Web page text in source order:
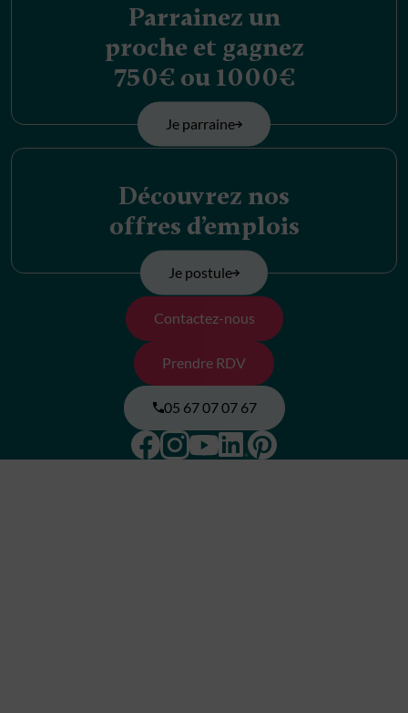
Parrainez un
proche et gagnez
750€ ou 1000€
Je parraine
Découvrez nos
offres d’emplois
Je postule
Contactez-nous
Prendre RDV
05 67 07 07 67
FacebookInstagram
YoutubeLinkedinPinterest